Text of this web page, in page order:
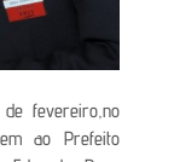
fevereiro,no
ao Prefeito